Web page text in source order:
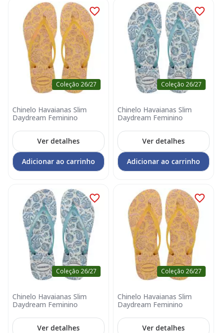
Coleção 26/27
Chinelo Havaianas Slim
Daydream Feminino
Ver detalhes
Adicionar ao carrinho
Coleção 26/27
Chinelo Havaianas Slim
Daydream Feminino
Ver detalhes
Adicionar ao carrinho
Coleção 26/27
Chinelo Havaianas Slim
Daydream Feminino
Ver detalhes
Coleção 26/27
Chinelo Havaianas Slim
Daydream Feminino
Ver detalhes